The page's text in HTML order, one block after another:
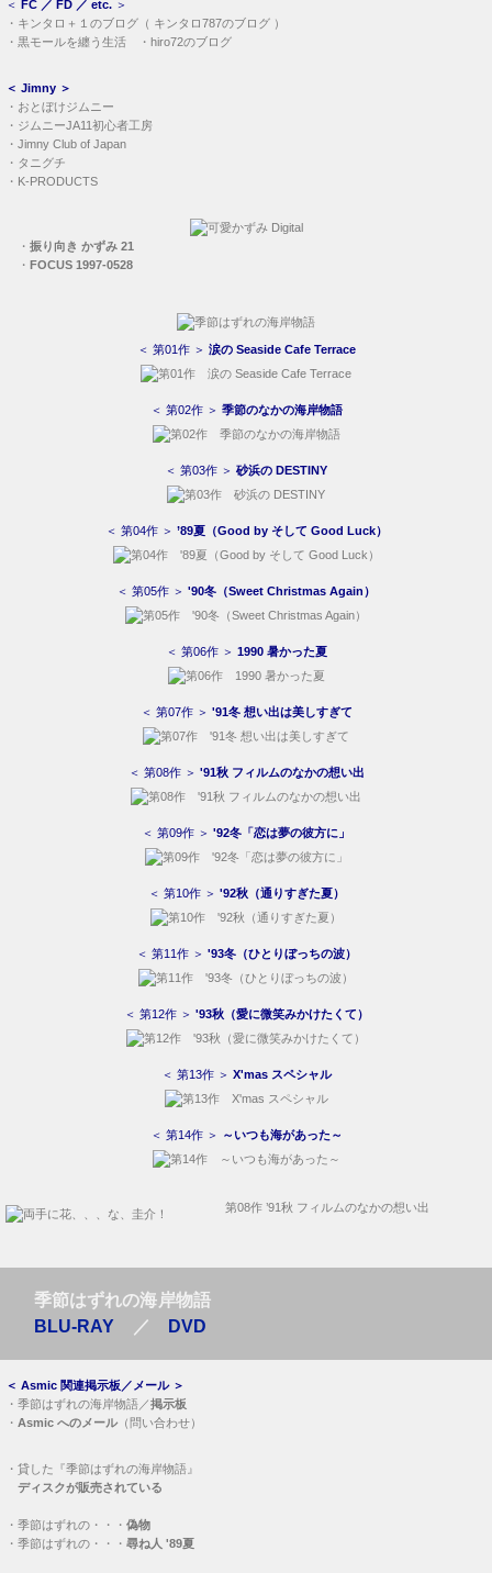
＜ FC ／ FD ／ etc. ＞
・ キンタロ＋１のブログ （ キンタロ787のブログ ）
・ 黒モールを纏う生活 ・ hiro72のブログ
＜ Jimny ＞
・ おとぼけジムニー
・ ジムニーJA11初心者工房
・ Jimny Club of Japan
・ タニグチ
・ K-PRODUCTS
・ 振り向き かずみ 21
・ FOCUS 1997-0528
＜ 第01作 ＞ 涙の Seaside Cafe Terrace
＜ 第02作 ＞ 季節のなかの海岸物語
＜ 第03作 ＞ 砂浜の DESTINY
＜ 第04作 ＞ ’89夏（Good by そして Good Luck）
＜ 第05作 ＞ '90冬（Sweet Christmas Again）
＜ 第06作 ＞ 1990 暑かった夏
＜ 第07作 ＞ '91冬 想い出は美しすぎて
＜ 第08作 ＞ '91秋 フィルムのなかの想い出
＜ 第09作 ＞ '92冬「恋は夢の彼方に」
＜ 第10作 ＞ '92秋（通りすぎた夏）
＜ 第11作 ＞ '93冬（ひとりぼっちの波）
＜ 第12作 ＞ '93秋（愛に微笑みかけたくて）
＜ 第13作 ＞ X'mas スペシャル
＜ 第14作 ＞ ～いつも海があった～
第08作 ’91秋 フィルムのなかの想い出
季節はずれの海岸物語
BLU-RAY ／ DVD
＜ Asmic 関連掲示板／メール＞
・ 季節はずれの海岸物語／掲示板
・ Asmic へのメール（問い合わせ）
・ 貸した『季節はずれの海岸物語』
ディスクが販売されている
・ 季節はずれの・・・ 偽物
・ 季節はずれの・・・ 尋ね人 '89夏